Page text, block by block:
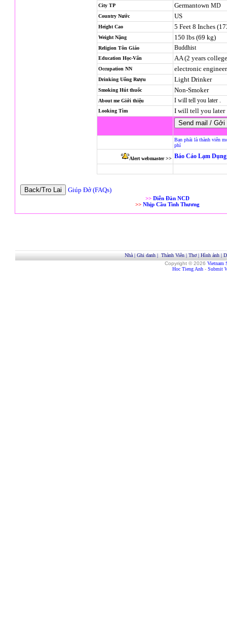
City TP Germantown MD
Country Nước US
Height Cao 5 Feet 8 Inches
Weight Nặng 150 lbs (69 kg)
Religion Tôn Giáo Buddhist
Education Học-Vấn AA (2 years
Occupation NN electronic engineer
Drinking Uống Rượu Light Drinker
Smoking Hút thuốc Non-Smoker
About me Giới thiệu I will tell you later .
Looking Tìm I will tell you later
Bạn phải là thành viên
phí
Alert webmaster >> Báo Cáo Lạm
Giúp Đở (FAQs)
>> Diễn Đàn NCD
>> Nhịp Cầu Tình Thương
Nhà| Ghi danh| Thành Viên| Thơ| Hình ảnh|
Copyright © 2026 Vietnam
Hoc Tieng Anh - Submit